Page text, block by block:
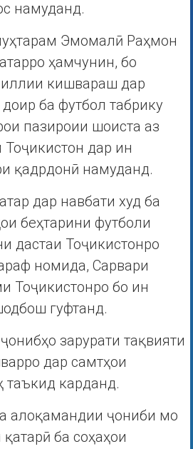
намуданд.
Эмомалӣ Раҳмон
ҳамчунин, бо
кишвараш дар
ба футбол табрику
пазироии шоиста аз
дар ин
қадрдонӣ намуданд.
дар навбати худ ба
беҳтарини футболи
дастаи Тоҷикистонро
номида, Сарвари
Тоҷикистонро бо ин
гуфтанд.
зарурати тақвияти
дар самтҳои
таъкид карданд.
алоқамандии ҷониби мо
ба соҳаҳои